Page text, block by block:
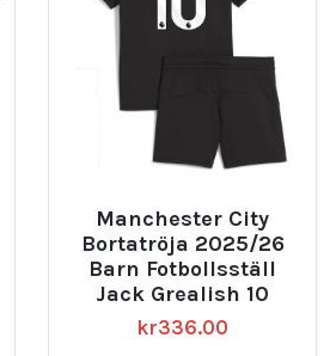
Manchester City
Bortatröja 2025/26
Barn Fotbollsställ
Jack Grealish 10
kr336.00